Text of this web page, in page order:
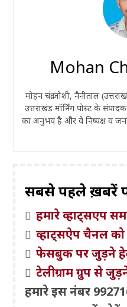
Mohan
मोहन चंद्र जोशी, नैनीताल
उत्तराखंड मॉर्निंग पोस्ट के संपादक
का अनुभव है और वे निष्पक्ष व
सबसे पहले ख़बरें
हमारे व्हाट्सएप
व्हाट्सऐप चैनल
फेसबुक पर जुड़ने
टेलीग्राम ग्रुप से
हमारे इस नंबर